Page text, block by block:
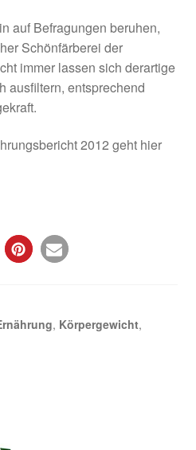
auf Befragungen beruhen,
Schönfärberei der
immer lassen sich derartige
ausfiltern, entsprechend
2012 geht hier
, Körpergewicht,